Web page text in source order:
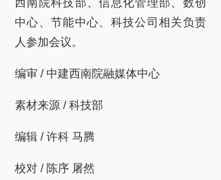
中心、节能中心、科技公司相关负责
人参加会议。
编审 / 中建西南院融媒体中心
素材来源 / 科技部
编辑 / 许科 马腾
校对 / 陈序 屠然